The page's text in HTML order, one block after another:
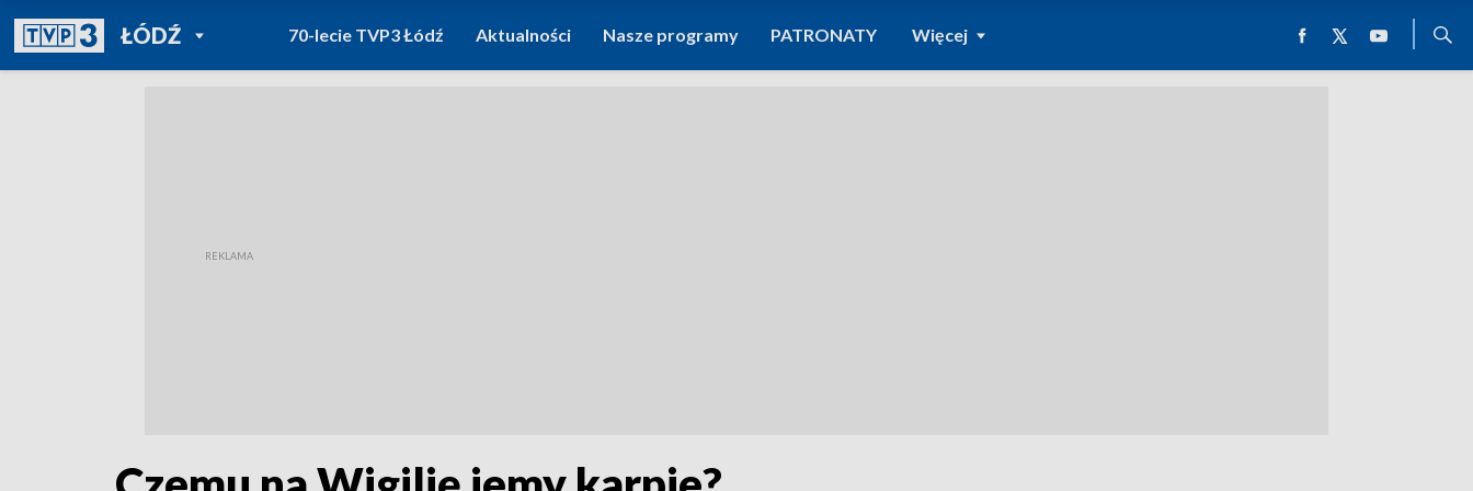
ŁÓDŹPOWRÓT DO
TVP REGIONY
70-lecie TVP3 Łódź Aktualności Nasze programy PATRONATY Więcej